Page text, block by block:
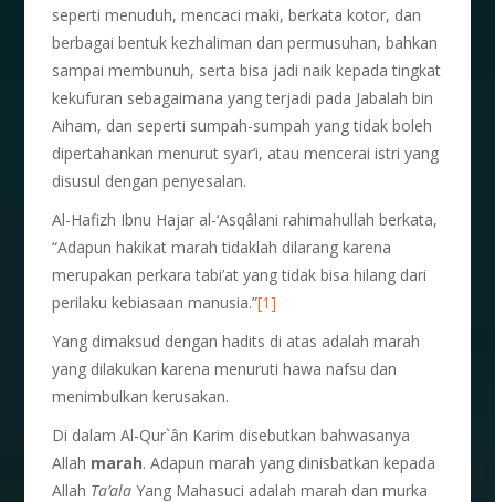
seperti menuduh, mencaci maki, berkata kotor, dan
berbagai bentuk kezhaliman dan permusuhan, bahkan
sampai membunuh, serta bisa jadi naik kepada tingkat
kekufuran sebagaimana yang terjadi pada Jabalah bin
Aiham, dan seperti sumpah-sumpah yang tidak boleh
dipertahankan menurut syar’i, atau mencerai istri yang
disusul dengan penyesalan.
Al-Hafizh Ibnu Hajar al-‘Asqâlani rahimahullah berkata,
“Adapun hakikat marah tidaklah dilarang karena
merupakan perkara tabi’at yang tidak bisa hilang dari
perilaku kebiasaan manusia.”[1]
Yang dimaksud dengan hadits di atas adalah marah
yang dilakukan karena menuruti hawa nafsu dan
menimbulkan kerusakan.
Di dalam Al-Qur`ân Karim disebutkan bahwasanya
Allah marah. Adapun marah yang dinisbatkan kepada
Allah Ta’ala Yang Mahasuci adalah marah dan murka